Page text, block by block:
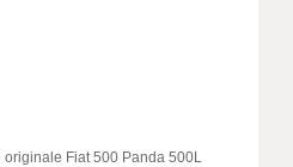
originale Fiat 500 Panda 500L